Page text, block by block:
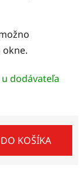
dodávateľa
DO KOŠÍKA